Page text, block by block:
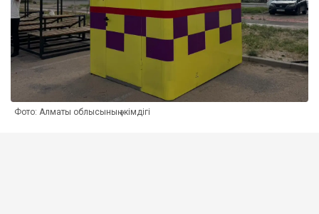
Фото: Алматы облысының әкімдігі